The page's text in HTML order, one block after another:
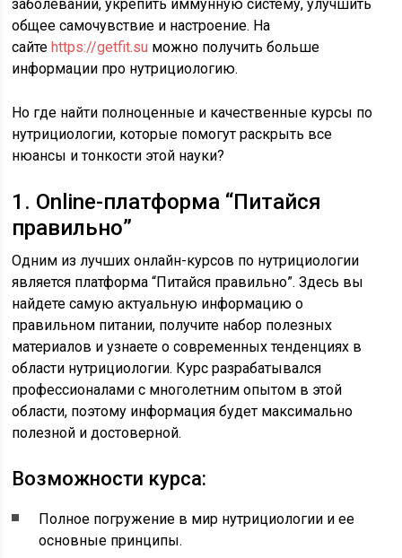
заболеваний, укрепить иммунную систему, улучшить
общее самочувствие и настроение. На
сайтеhttps://getfit.su можно получить больше
информации про нутрициологию.
Но где найти полноценные и качественные курсы по
нутрициологии, которые помогут раскрыть все
нюансы и тонкости этой науки?
1. Online-платформа “Питайся
правильно”
Одним из лучших онлайн-курсов по нутрициологии
является платформа “Питайся правильно”. Здесь вы
найдете самую актуальную информацию о
правильном питании, получите набор полезных
материалов и узнаете о современных тенденциях в
области нутрициологии. Курс разрабатывался
профессионалами с многолетним опытом в этой
области, поэтому информация будет максимально
полезной и достоверной.
Возможности курса:
Полное погружение в мир нутрициологии и ее
основные принципы.